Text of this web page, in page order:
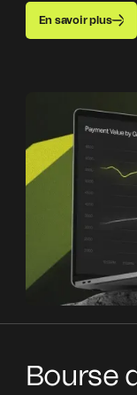
En savoir plus
Bourse